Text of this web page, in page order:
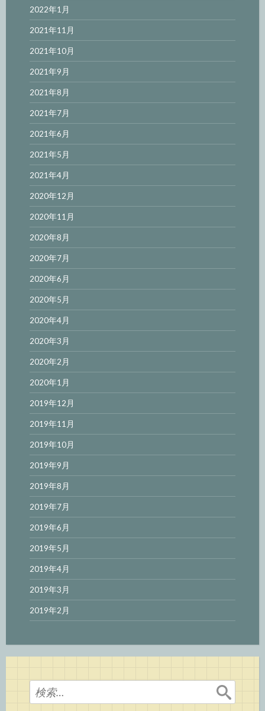
2022年1月
2021年11月
2021年10月
2021年9月
2021年8月
2021年7月
2021年6月
2021年5月
2021年4月
2020年12月
2020年11月
2020年8月
2020年7月
2020年6月
2020年5月
2020年4月
2020年3月
2020年2月
2020年1月
2019年12月
2019年11月
2019年10月
2019年9月
2019年8月
2019年7月
2019年6月
2019年5月
2019年4月
2019年3月
2019年2月
索: